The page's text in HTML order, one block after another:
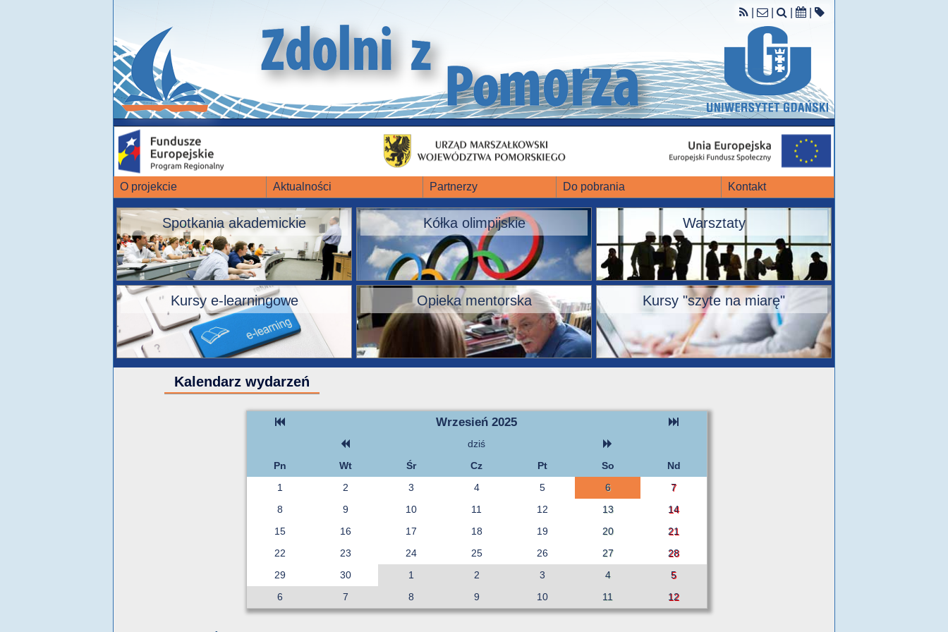
O projekcie Aktualności Partnerzy Do pobrania Kontakt
Spotkania akademickie Kółka olimpijskie Warsztaty
Kursy e-learningowe Opieka mentorska Kursy "szyte na miarę"
Kalendarz wydarzeń
Wrzesień 2025
dziś
Pn
Wt Śr Cz Pt So
Nd
1
2 3 4 5 6
7
8
9 10 11 12 13
14
15
16 17 18 19 20
21
22
23 24 25 26 27
28
29
30 1 2 3 4
5
6
7 8 9 10 11 12